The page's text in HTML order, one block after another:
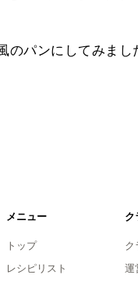
のパンにしてみま
メニュー
トップ
レシピリスト
ク
ク
運